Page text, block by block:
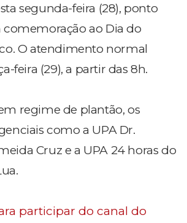
segunda-feira (28), ponto
ao Dia do
O atendimento normal
feira (29), a partir das 8h.
regime de plantão, os
como a UPA Dr.
Cruz e a UPA 24 horas do
participar do canal do